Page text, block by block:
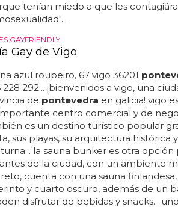
tenían miedo a que les
GAYFRIENDLY
Gay de Vigo
azul roupeiro, 67 vigo 36201
228 292... ¡bienvenidos a vigo, una
de pontevedra en galicia! vigo
centro comercial y de
es un destino turístico popular
sus playas, su arquitectura histórica
la sauna bunker es otra
de la ciudad, con un ambiente
cuenta con una sauna
y cuarto oscuro, además de un
disfrutar de bebidas y snacks...